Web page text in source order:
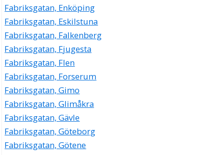
Fabriksgatan, Enköping
Fabriksgatan, Eskilstuna
Fabriksgatan, Falkenberg
Fabriksgatan, Fjugesta
Fabriksgatan, Flen
Fabriksgatan, Forserum
Fabriksgatan, Gimo
Fabriksgatan, Glimåkra
Fabriksgatan, Gävle
Fabriksgatan, Göteborg
Fabriksgatan, Götene